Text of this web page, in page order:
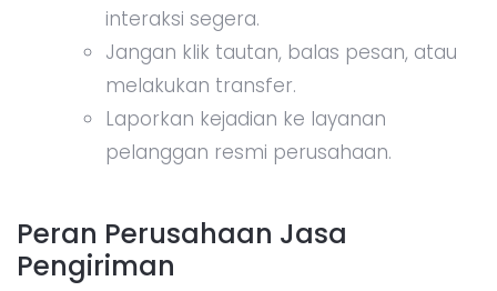
interaksi segera.
Jangan klik tautan, balas pesan, atau
melakukan transfer.
Laporkan kejadian ke layanan
pelanggan resmi perusahaan.
Peran Perusahaan Jasa
Pengiriman